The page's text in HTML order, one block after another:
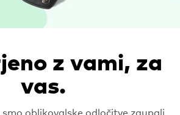
z vami, za
vas.
oblikovalske odločitve zaupali